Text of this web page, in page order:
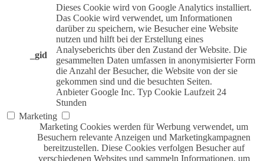
_gid
Dieses Cookie wird von Google Analytics installiert.
Das Cookie wird verwendet, um Informationen
darüber zu speichern, wie Besucher eine Website
nutzen und hilft bei der Erstellung eines
Analyseberichts über den Zustand der Website. Die
gesammelten Daten umfassen in anonymisierter Form
die Anzahl der Besucher, die Website von der sie
gekommen sind und die besuchten Seiten.
Anbieter Google Inc. Typ Cookie Laufzeit 24
Stunden
Marketing
Marketing Cookies werden für Werbung verwendet, um
Besuchern relevante Anzeigen und Marketingkampagnen
bereitzustellen. Diese Cookies verfolgen Besucher auf
verschiedenen Websites und sammeln Informationen, um